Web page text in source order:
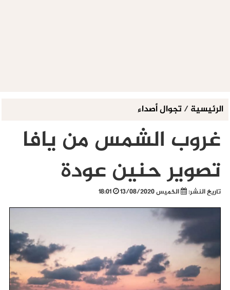
الرئيسية/تجوال أصداء
غروب الشمس من يافا
تصوير حنين عودة
تاريخ النشر: الخميس 13/08/2020